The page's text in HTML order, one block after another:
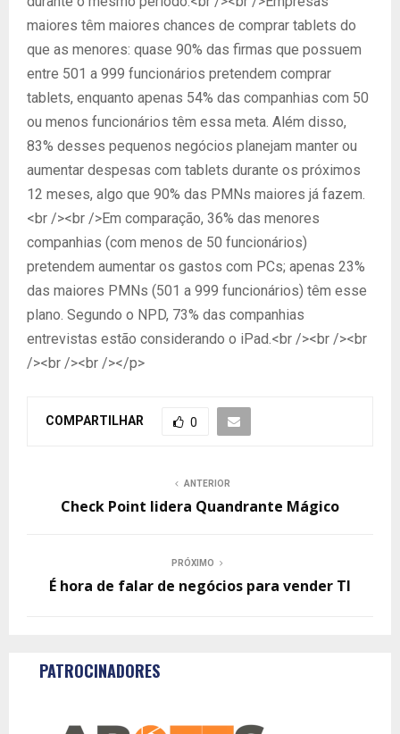
maiores têm maiores chances de comprar tablets do
que as menores: quase 90% das firmas que possuem
entre 501 a 999 funcionários pretendem comprar
tablets, enquanto apenas 54% das companhias com 50
ou menos funcionários têm essa meta. Além disso,
83% desses pequenos negócios planejam manter ou
aumentar despesas com tablets durante os próximos
12 meses, algo que 90% das PMNs maiores já fazem.
<br /><br />Em comparação, 36% das menores
companhias (com menos de 50 funcionários)
pretendem aumentar os gastos com PCs; apenas 23%
das maiores PMNs (501 a 999 funcionários) têm esse
plano. Segundo o NPD, 73% das companhias
entrevistas estão considerando o iPad.<br /><br /><br
/><br /><br /></p>
COMPARTILHAR 0
ANTERIOR
Check Point lidera Quandrante Mágico
PRÓXIMO
É hora de falar de negócios para vender TI
PATROCINADORES